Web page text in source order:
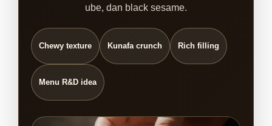
ube, dan black sesame.
Chewy texture Kunafa crunch Rich filling
Menu R&D idea